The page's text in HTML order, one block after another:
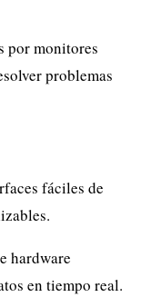
por monitores
problemas
fáciles de
hardware
en tiempo real.